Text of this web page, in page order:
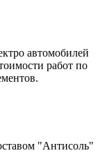
автомобилей
работ по
"Антисоль"